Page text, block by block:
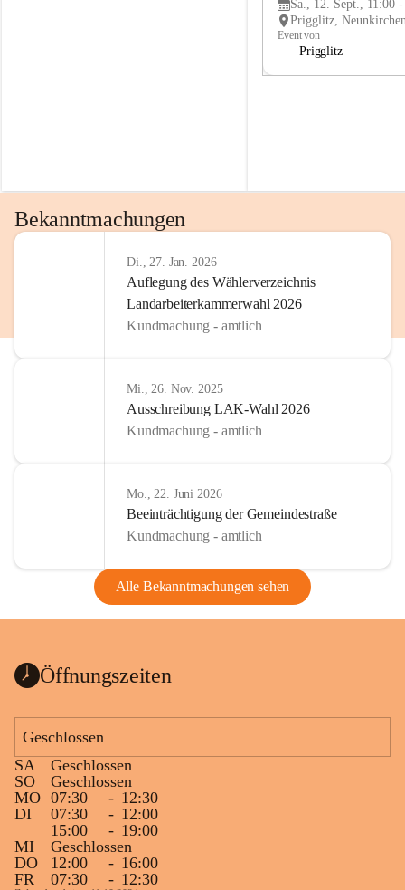
Sa., 12. Sept., 11:00
Event von
Prigglitz
Bekanntmachungen
Di., 27. Jan. 2026
Auflegung des Wählerverzeichnis
Landarbeiterkammerwahl 2026
Kundmachung - amtlich
Mi., 26. Nov. 2025
Ausschreibung LAK-Wahl 2026
Kundmachung - amtlich
Mo., 22. Juni 2026
Beeinträchtigung der Gemeindestraße
Kundmachung - amtlich
Alle Bekanntmachungen sehen
Öffnungszeiten
Geschlossen
SA
Geschlossen
SO
Geschlossen
MO 07:30 - 12:30
DI
07:30 - 12:00
15:00
- 19:00
MI
Geschlossen
DO
12:00 - 16:00
FR
07:30 - 12:30